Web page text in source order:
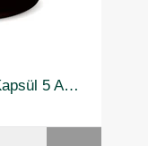
Osende Demir C 60 Kapsül 5 Adet